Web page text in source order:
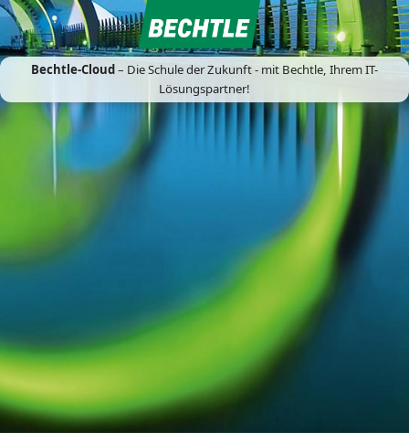
Bechtle-Cloud– Die Schule der Zukunft - mit Bechtle, Ihrem IT-
Lösungspartner!